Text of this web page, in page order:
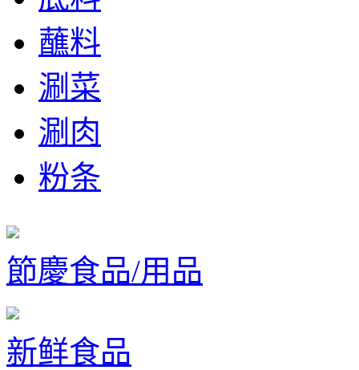
蘸料
涮菜
涮肉
粉条
節慶食品/用品
新鲜食品